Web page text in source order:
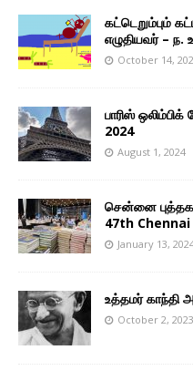
கட்டெறும்பும்
எழுதியவர் – ந.
October 14,
பாரிஸ்
2024
August 1, 2024
சென்னை புத்தகக்
47th
January 13,
உத்தமர் காந்தி
October 2, 2023